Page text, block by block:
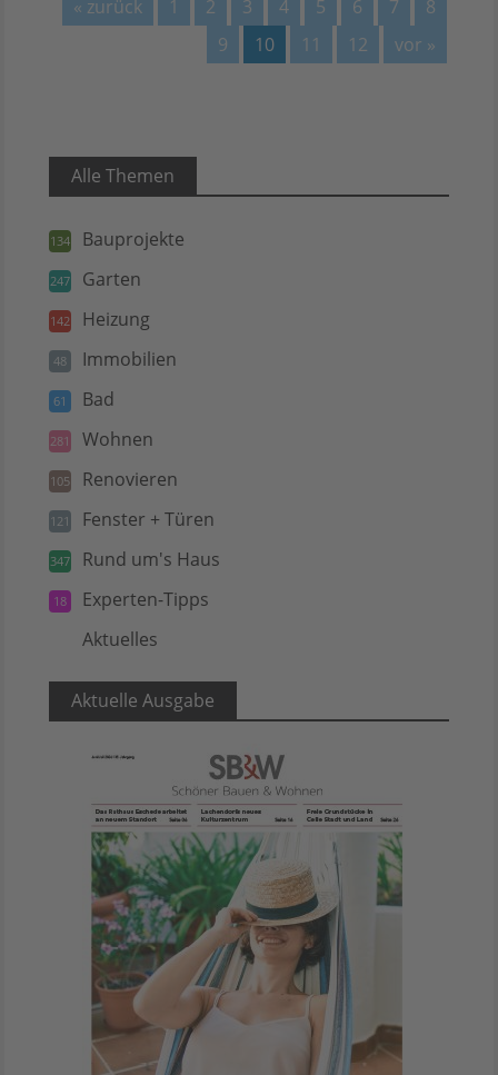
« zurück 1 2 3 4 5 6 7
8
9
10 11 12 vor »
Alle Themen
134 Bauprojekte
247 Garten
142 Heizung
48 Immobilien
61 Bad
281 Wohnen
105 Renovieren
121 Fenster + Türen
347 Rund um's Haus
18 Experten-Tipps
Aktuelles
Aktuelle Ausgabe